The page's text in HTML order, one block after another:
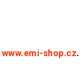
www.emi-shop.cz.